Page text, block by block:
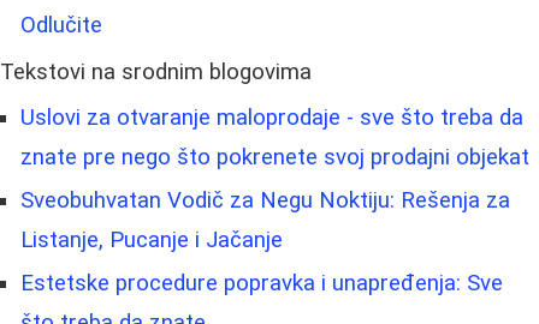
Odlučite
Tekstovi na srodnim blogovima
Uslovi za otvaranje maloprodaje - sve što treba da
znate pre nego što pokrenete svoj prodajni objekat
Sveobuhvatan Vodič za Negu Noktiju: Rešenja za
Listanje, Pucanje i Jačanje
Estetske procedure popravka i unapređenja: Sve